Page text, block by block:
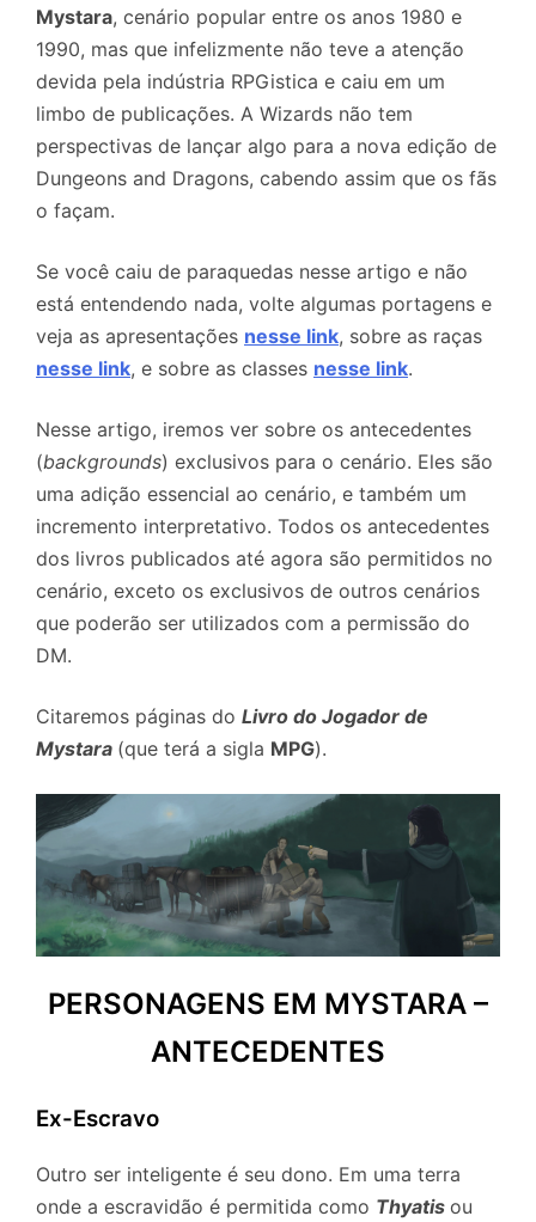
Mystara, cenário popular entre os anos 1980 e
1990, mas que infelizmente não teve a atenção
devida pela indústria RPGistica e caiu em um
limbo de publicações. A Wizards não tem
perspectivas de lançar algo para a nova edição de
Dungeons and Dragons, cabendo assim que os fãs
o façam.
Se você caiu de paraquedas nesse artigo e não
está entendendo nada, volte algumas portagens e
veja as apresentações nesse link, sobre as raças
nesse link, e sobre as classes nesse link.
Nesse artigo, iremos ver sobre os antecedentes
(backgrounds) exclusivos para o cenário. Eles são
uma adição essencial ao cenário, e também um
incremento interpretativo. Todos os antecedentes
dos livros publicados até agora são permitidos no
cenário, exceto os exclusivos de outros cenários
que poderão ser utilizados com a permissão do
DM.
Citaremos páginas do Livro do Jogador de
Mystara (que terá a sigla MPG).
PERSONAGENS EM MYSTARA –
ANTECEDENTES
Ex-Escravo
Outro ser inteligente é seu dono. Em uma terra
onde a escravidão é permitida como Thyatis ou